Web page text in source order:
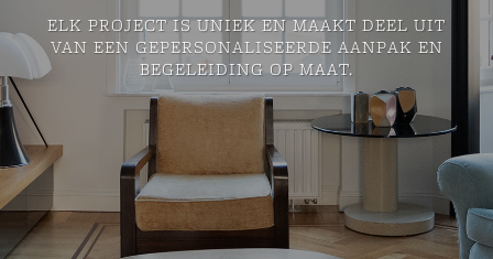
ELK PROJECT IS UNIEK EN MAAKT DEEL UIT
VAN EEN GEPERSONALISEERDE AANPAK EN
BEGELEIDING OP MAAT.